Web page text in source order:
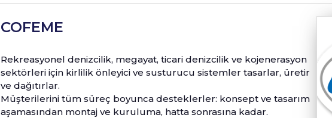
COFEME
Rekreasyonel denizcilik, megayat, ticari denizcilik ve kojenerasyon
sektörleri için kirlilik önleyici ve susturucu sistemler tasarlar, üretir
ve dağıtırlar.
Müşterilerini tüm süreç boyunca desteklerler: konsept ve tasarım
aşamasından montaj ve kuruluma, hatta sonrasına kadar.